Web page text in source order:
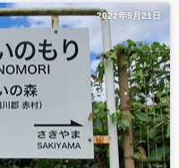
2022年9月21日